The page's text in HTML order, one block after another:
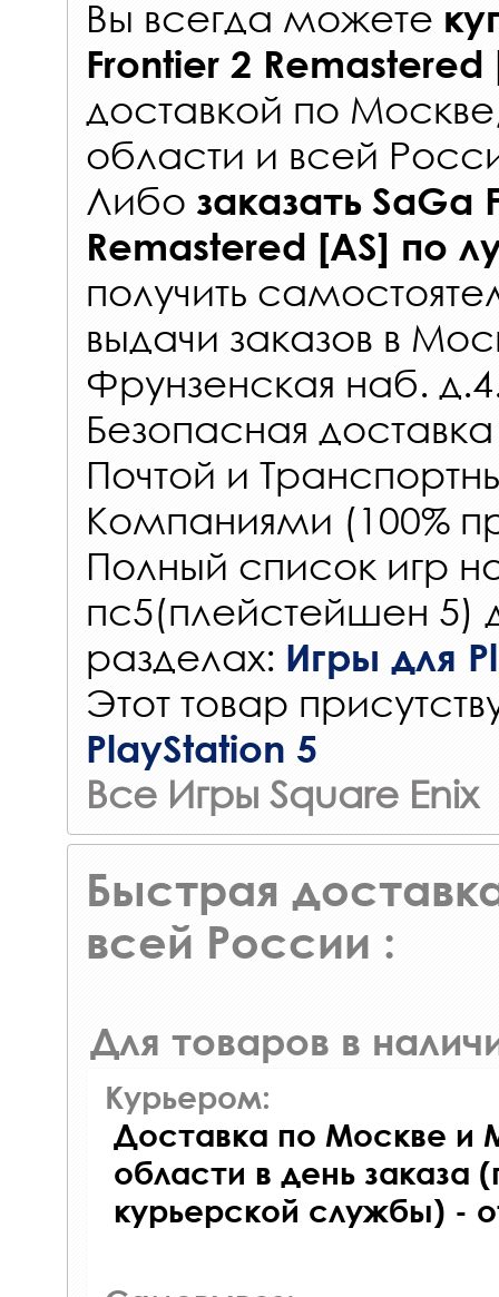
Вы всегда можете
Frontier 2
доставкой по
области и всей
Либо заказать SaGa
Remastered [AS] по
получить
выдачи заказов в
Фрунзенская наб.
Безопасная
Почтой и
Компаниями (100%
Полный список игр
пс5(плейстейшен 5)
разделах: Игры для
Этот товар
PlayStation 5
Все Игры Square Enix
Быстрая
всей России :
Для товаров в
Курьером:
Доставка по Москве и
области в день заказа
курьерской службы) -